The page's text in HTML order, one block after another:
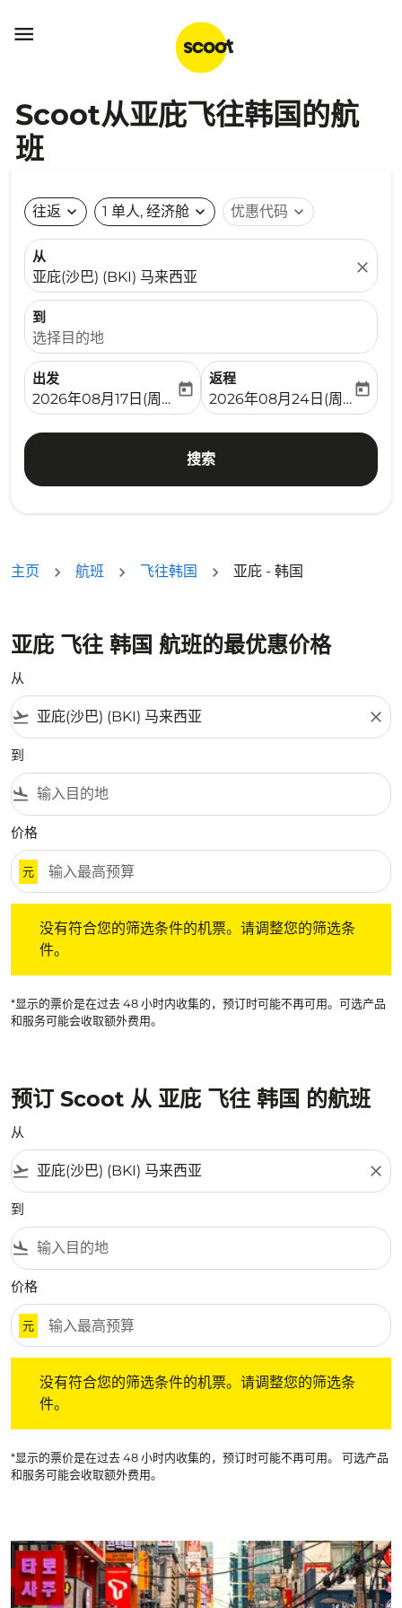

Scoot从亚庇飞往韩国的航
班
往返 expand_more 1 单人, 经济舱 expand_more 优惠代码 expand_more
从
亚庇(沙巴) (BKI) 马来西亚
close
到
选择目的地
出发
fc-booking-departure-date-aria-label
2026年08月17日(周一)
today
返程
fc-booking-return-date-
2026年08月24日(周一)
today
搜索
主页 航班 飞往韩国 亚庇 - 韩国
亚庇 飞往 韩国 航班的最优惠价格
从
flight_takeoff close
到
flight_land
价格
元
没有符合您的筛选条件的机票。请调整您的筛选条
件。
*显示的票价是在过去 48 小时内收集的，预订时可能不再可用。可选产品
和服务可能会收取额外费用。
预订 Scoot 从 亚庇 飞往 韩国 的航班
从
flight_takeoff close
到
flight_land
价格
元
没有符合您的筛选条件的机票。请调整您的筛选条
件。
*显示的票价是在过去 48 小时内收集的，预订时可能不再可用。 可选产品
和服务可能会收取额外费用。